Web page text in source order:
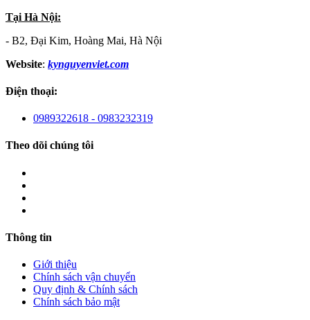
Tại Hà Nội:
- B2, Đại Kim, Hoàng Mai, Hà Nội
Website: kynguyenviet.com
Điện thoại:
0989322618 - 0983232319
Theo dõi chúng tôi
Thông tin
Giới thiệu
Chính sách vận chuyển
Quy định & Chính sách
Chính sách bảo mật